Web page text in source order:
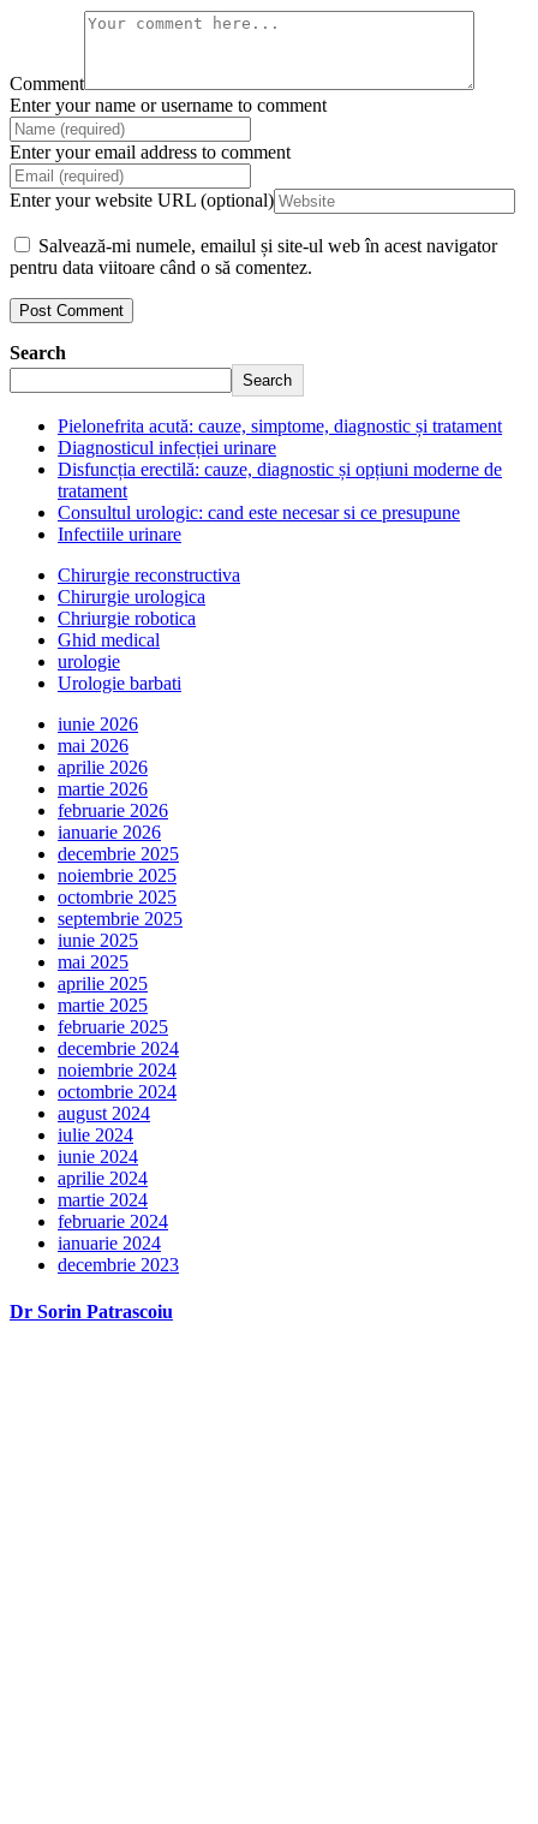
Comment
Enter your name or username to comment
Enter your email address to comment
Enter your website URL (optional)
Salvează-mi numele, emailul și site-ul web în acest navigator
pentru data viitoare când o să comentez.
Search
Search
Pielonefrita acută: cauze, simptome, diagnostic și tratament
Diagnosticul infecției urinare
Disfuncția erectilă: cauze, diagnostic și opțiuni moderne de
tratament
Consultul urologic: cand este necesar si ce presupune
Infectiile urinare
Chirurgie reconstructiva
Chirurgie urologica
Chriurgie robotica
Ghid medical
urologie
Urologie barbati
iunie 2026
mai 2026
aprilie 2026
martie 2026
februarie 2026
ianuarie 2026
decembrie 2025
noiembrie 2025
octombrie 2025
septembrie 2025
iunie 2025
mai 2025
aprilie 2025
martie 2025
februarie 2025
decembrie 2024
noiembrie 2024
octombrie 2024
august 2024
iulie 2024
iunie 2024
aprilie 2024
martie 2024
februarie 2024
ianuarie 2024
decembrie 2023
Dr Sorin Patrascoiu